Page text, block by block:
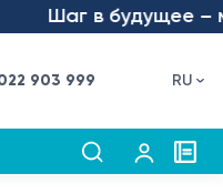
Шаг в будущее – мы
903 999 RU